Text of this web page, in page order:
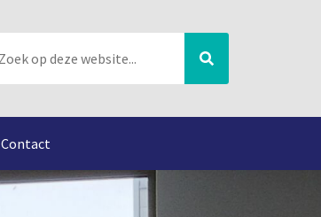
Contact